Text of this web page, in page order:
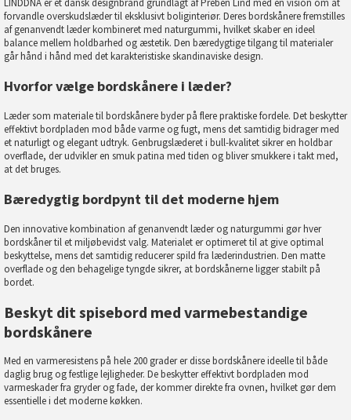
LINDDNA er et dansk designbrand grundlagt af Preben Lind med en vision om at
forvandle overskudslæder til eksklusivt boliginteriør. Deres bordskånere fremstilles
af genanvendt læder kombineret med naturgummi, hvilket skaber en ideel
balance mellem holdbarhed og æstetik. Den bæredygtige tilgang til materialer
går hånd i hånd med det karakteristiske skandinaviske design.
Hvorfor vælge bordskånere i læder?
Læder som materiale til bordskånere byder på flere praktiske fordele. Det beskytter
effektivt bordpladen mod både varme og fugt, mens det samtidig bidrager med
et naturligt og elegant udtryk. Genbrugslæderet i bull-kvalitet sikrer en holdbar
overflade, der udvikler en smuk patina med tiden og bliver smukkere i takt med,
at det bruges.
Bæredygtig bordpynt til det moderne hjem
Den innovative kombination af genanvendt læder og naturgummi gør hver
bordskåner til et miljøbevidst valg. Materialet er optimeret til at give optimal
beskyttelse, mens det samtidig reducerer spild fra læderindustrien. Den matte
overflade og den behagelige tyngde sikrer, at bordskånerne ligger stabilt på
bordet.
Beskyt dit spisebord med varmebestandige
bordskånere
Med en varmeresistens på hele 200 grader er disse bordskånere ideelle til både
daglig brug og festlige lejligheder. De beskytter effektivt bordpladen mod
varmeskader fra gryder og fade, der kommer direkte fra ovnen, hvilket gør dem
essentielle i det moderne køkken.